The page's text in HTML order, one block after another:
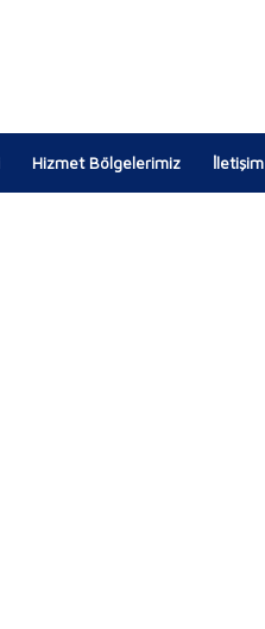
Hizmet Bölgelerimiz İletişim